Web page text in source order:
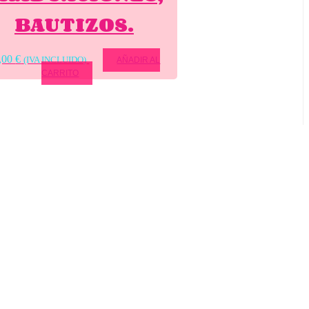
BAUTIZOS.
€ (IVA INCLUIDO)
AÑADIR AL
CARRITO